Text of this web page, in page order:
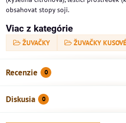
obsahovat stopy soji.
Viac z kategórie
ŽUVAČKY ŽUVAČKY KUSOVÉ
Recenzie 0
Diskusia 0